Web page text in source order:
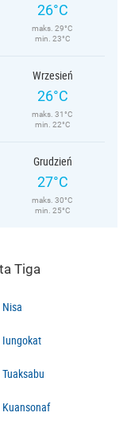
26°C
maks. 29°C
min. 23°C
Wrzesień
26°C
maks. 31°C
min. 22°C
Grudzień
27°C
maks. 30°C
min. 25°C
Tiga
Iungokat
Kuansonaf